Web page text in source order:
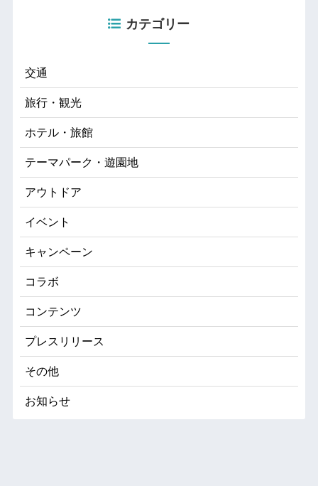
カテゴリー
交通
旅行・観光
ホテル・旅館
テーマパーク・遊園地
アウトドア
イベント
キャンペーン
コラボ
コンテンツ
プレスリリース
その他
お知らせ